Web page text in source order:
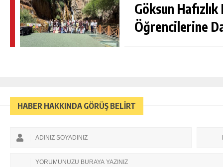
Göksun Hafızlık
Öğrencilerine
HABER HAKKINDA GÖRÜŞ BELİRT